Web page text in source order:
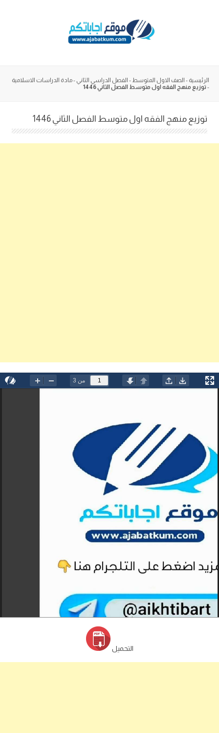
الرئيسية - الصف الاول المتوسط - الفصل الدراسي الثاني -مادة الدراسات الاسلامية
- توزيع منهج الفقه اول متوسط الفصل الثاني 1446
توزيع منهج الفقه اول متوسط الفصل الثاني 1446
التحميل